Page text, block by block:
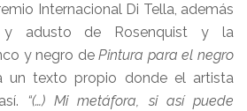
Internacional Di Tella, además
adusto de Rosenquist y la
y negro dePintura para el negro
un texto propio donde el artista
“(…) Mi metáfora, si así puede